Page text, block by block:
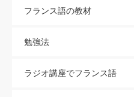
フランス語の教材
勉強法
ラジオ講座でフランス語